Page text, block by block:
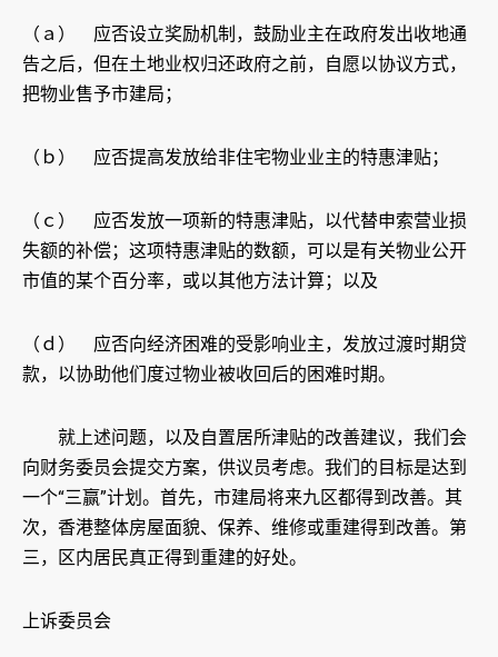
（ａ） 应否设立奖励机制，鼓励业主在政府发出收地通
告之后，但在土地业权归还政府之前，自愿以协议方式，
把物业售予市建局；
（ｂ） 应否提高发放给非住宅物业业主的特惠津贴；
（ｃ） 应否发放一项新的特惠津贴，以代替申索营业损
失额的补偿；这项特惠津贴的数额，可以是有关物业公开
市值的某个百分率，或以其他方法计算；以及
（ｄ） 应否向经济困难的受影响业主，发放过渡时期贷
款，以协助他们度过物业被收回后的困难时期。
就上述问题，以及自置居所津贴的改善建议，我们会
向财务委员会提交方案，供议员考虑。我们的目标是达到
一个“三赢”计划。首先，市建局将来九区都得到改善。其
次，香港整体房屋面貌、保养、维修或重建得到改善。第
三，区内居民真正得到重建的好处。
上诉委员会